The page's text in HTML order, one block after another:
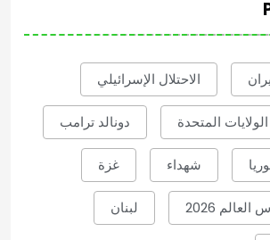
الاحتلال الإسرائيلي
الولايات المتحدة دونالد ترامب
شهداء غزة
العالم 2026 لبنان